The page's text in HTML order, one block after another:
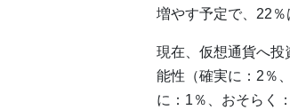
増やす予定で、22％
現在、仮想通貨へ投
能性（確実に：2％
に：1％、おそらく：